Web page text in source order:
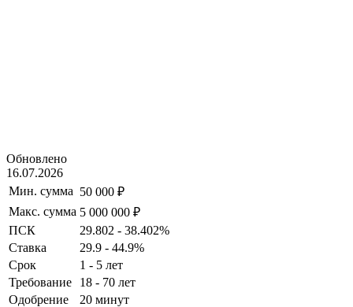
Обновлено
16.07.2026
Мин. сумма 50 000 ₽
Макс. сумма 5 000 000 ₽
ПСК
29.802 - 38.402%
Ставка
29.9 - 44.9%
Срок
1 - 5 лет
Требование
18 - 70 лет
Одобрение
20 минут